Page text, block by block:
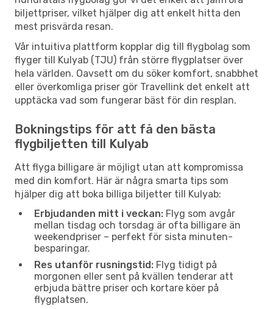
biljettpriser, vilket hjälper dig att enkelt hitta den
mest prisvärda resan.
Vår intuitiva plattform kopplar dig till flygbolag som
flyger till Kulyab (TJU) från större flygplatser över
hela världen. Oavsett om du söker komfort, snabbhet
eller överkomliga priser gör Travellink det enkelt att
upptäcka vad som fungerar bäst för din resplan.
Bokningstips för att få den bästa
flygbiljetten till Kulyab
Att flyga billigare är möjligt utan att kompromissa
med din komfort. Här är några smarta tips som
hjälper dig att boka billiga biljetter till Kulyab:
Erbjudanden mitt i veckan: Flyg som avgår
mellan tisdag och torsdag är ofta billigare än
weekendpriser – perfekt för sista minuten-
besparingar.
Res utanför rusningstid: Flyg tidigt på
morgonen eller sent på kvällen tenderar att
erbjuda bättre priser och kortare köer på
flygplatsen.